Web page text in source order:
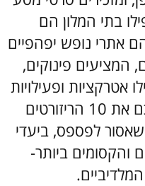
בתי המלון הם
אתרי נופש יפהפיים
המציעים פינוקים,
אטרקציות ופעילויות
במים וביבשה. אספנו עבורכם את 10 הריזורטים
שאסור לפספס, ביעדי
והקסומים ביותר-